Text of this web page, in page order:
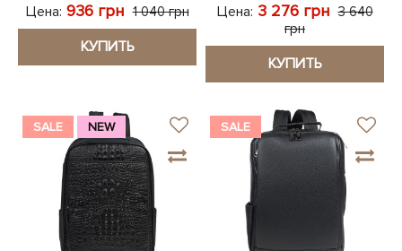
Цена: 936 грн 1 040 грн
КУПИТЬ
Цена: 3 276 грн 3 640
грн
КУПИТЬ
SALE NEW SALE